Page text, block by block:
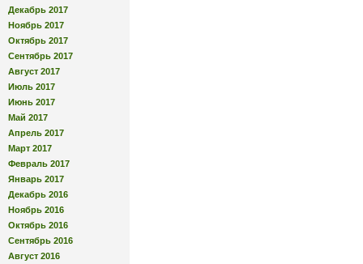
Декабрь 2017
Ноябрь 2017
Октябрь 2017
Сентябрь 2017
Август 2017
Июль 2017
Июнь 2017
Май 2017
Апрель 2017
Март 2017
Февраль 2017
Январь 2017
Декабрь 2016
Ноябрь 2016
Октябрь 2016
Сентябрь 2016
Август 2016